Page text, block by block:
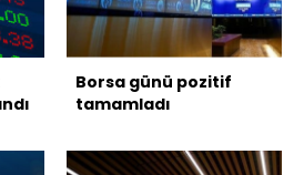
Borsa günü pozitif
tamamladı